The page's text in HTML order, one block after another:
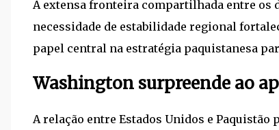
A extensa fronteira compartilhada entre os
necessidade de estabilidade regional
papel central na estratégia paquistanesa
Washington surpreende ao
A relação entre Estados Unidos e